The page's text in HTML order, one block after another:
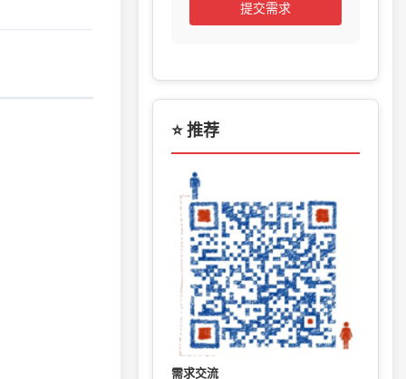
提交需求
⭐ 推荐
需求交流